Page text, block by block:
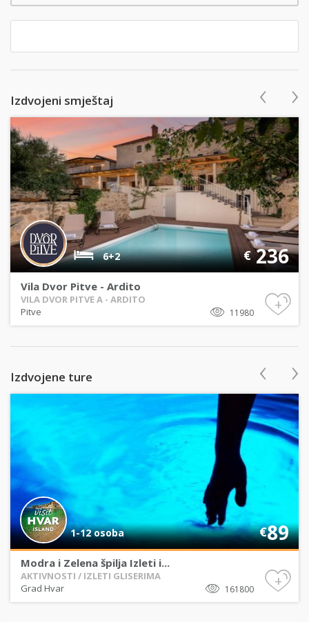
Izdvojeni smještaj
6+2 €236
Vila Dvor Pitve - Ardito
VILA DVOR PITVE A - ARDITO
11980
Pitve +
‹ ›
Izdvojene ture
1-12 osoba €89
Modra i Zelena špilja Izleti i...
AKTIVNOSTI / IZLETI GLISERIMA
161800
Grad Hvar +
‹ ›